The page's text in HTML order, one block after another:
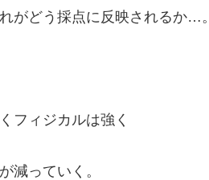
がどう採点に反映されるか…。
フィジカルは強く
減っていく。